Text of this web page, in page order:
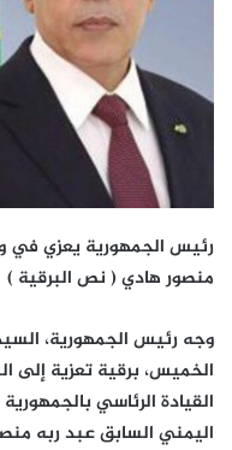
رئيس الجمهورية يعزي في
منصور هادي ( نص البرقية )
وجه رئيس الجمهورية،
الخميس، برقية تعزية
القيادة الرئاسي
اليمني السابق عبد ربه